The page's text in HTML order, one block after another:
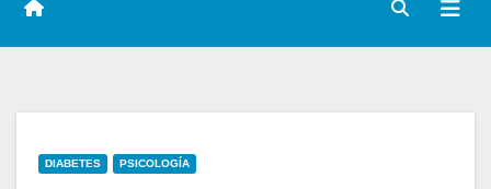
DIABETES PSICOLOGÍA